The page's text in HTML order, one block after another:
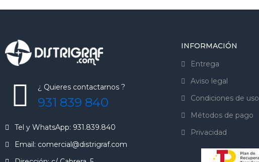
¿ Quieres contactarnos ?
931 839 840
Tel y WhatsApp: 931.839.840
Email: comercial@distrigraf.com
INFORMACIÓN
Entrega
Aviso legal
Condiciones de uso
Métodos de pago
Privacidad